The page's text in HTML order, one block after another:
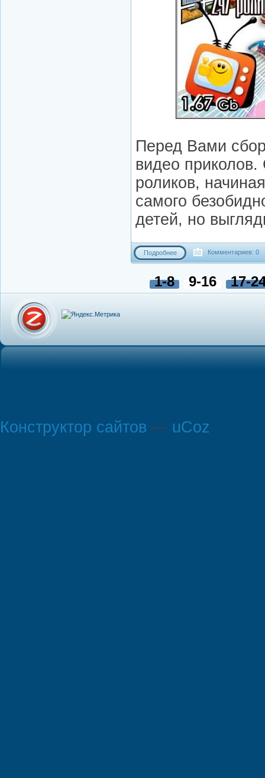
Перед Вами
видео приколов.
роликов,
самого
детей, но
Подробнее Комментариев: 0
1-8 9-16 17-
Конструктор сайтов — uCoz